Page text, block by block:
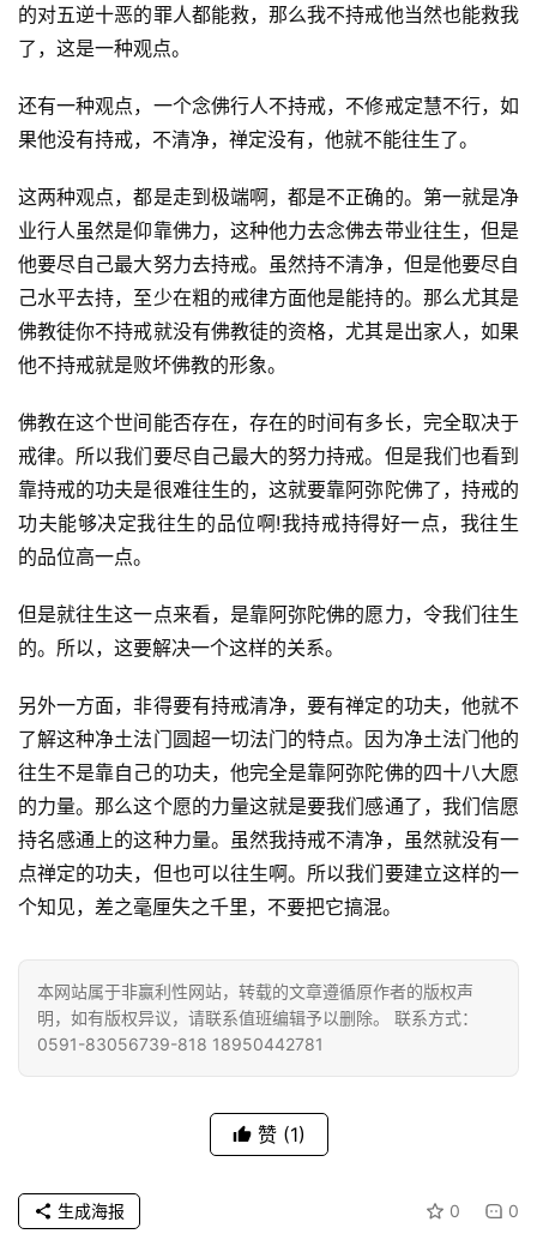
资
八
僧
音
高
僧
访
谈
心
乐
菩
提
公
益
的对五逆十恶的罪人都能救，那么我不持戒他当然也能救我
了，这是一种观点。
还有一种观点，一个念佛行人不持戒，不修戒定慧不行，如
果他没有持戒，不清净，禅定没有，他就不能往生了。
这两种观点，都是走到极端啊，都是不正确的。第一就是净
业行人虽然是仰靠佛力，这种他力去念佛去带业往生，但是
他要尽自己最大努力去持戒。虽然持不清净，但是他要尽自
己水平去持，至少在粗的戒律方面他是能持的。那么尤其是
佛教徒你不持戒就没有佛教徒的资格，尤其是出家人，如果
他不持戒就是败坏佛教的形象。
佛教在这个世间能否存在，存在的时间有多长，完全取决于
戒律。所以我们要尽自己最大的努力持戒。但是我们也看到
靠持戒的功夫是很难往生的，这就要靠阿弥陀佛了，持戒的
功夫能够决定我往生的品位啊!我持戒持得好一点，我往生
的品位高一点。
但是就往生这一点来看，是靠阿弥陀佛的愿力，令我们往生
的。所以，这要解决一个这样的关系。
另外一方面，非得要有持戒清净，要有禅定的功夫，他就不
了解这种净土法门圆超一切法门的特点。因为净土法门他的
往生不是靠自己的功夫，他完全是靠阿弥陀佛的四十八大愿
的力量。那么这个愿的力量这就是要我们感通了，我们信愿
持名感通上的这种力量。虽然我持戒不清净，虽然就没有一
点禅定的功夫，但也可以往生啊。所以我们要建立这样的一
个知见，差之毫厘失之千里，不要把它搞混。
本网站属于非赢利性网站，转载的文章遵循原作者的版权声
明，如有版权异议，请联系值班编辑予以删除。 联系方式：
0591-83056739-818 18950442781
赞 (1)
0 0
生成海报